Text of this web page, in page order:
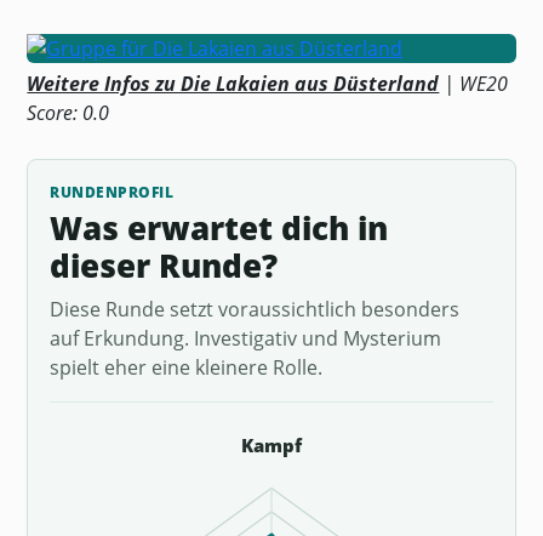
Weitere Infos zu Die Lakaien aus Düsterland | WE20
Score: 0.0
RUNDENPROFIL
Was erwartet dich in
dieser Runde?
Diese Runde setzt voraussichtlich besonders
auf Erkundung. Investigativ und Mysterium
spielt eher eine kleinere Rolle.
Kampf